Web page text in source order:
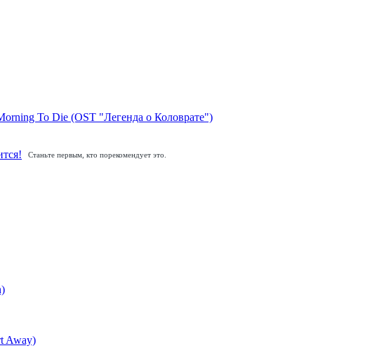
To Die (OST "Легенда о Коловрате")
Станьте первым, кто порекомендует это.
Away)